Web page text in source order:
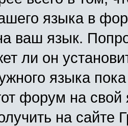
языка в
ваш язык.
ли он
языка
форум на
на сайте